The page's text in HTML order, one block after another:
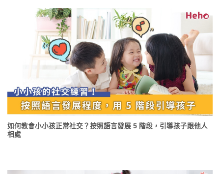
如何教會小小孩正常社交？按照語言發展 5 階段，引導孩子跟他人
相處